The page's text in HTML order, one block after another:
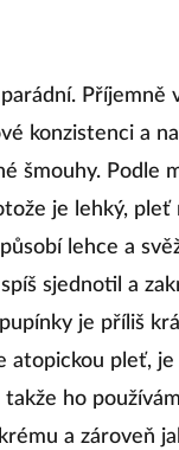
Příjemně
konzistenci a
šmouhy. Podle
je lehký, pleť
lehce a
sjednotil a
je příliš
atopickou pleť, je
ho
a zároveň